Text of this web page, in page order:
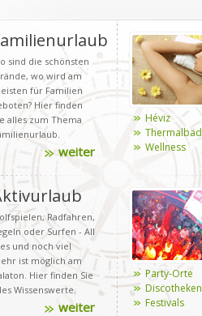
sind die schönsten
wo wird am
für Familien
Hier finden
alles zum Thema
weiter
Radfahren,
oder Surfen - All
und noch viel
ist möglich am
Hier finden Sie
Wissenswerte.
weiter
Héviz
Wellness
Party-Orte
Discotheken
Festivals